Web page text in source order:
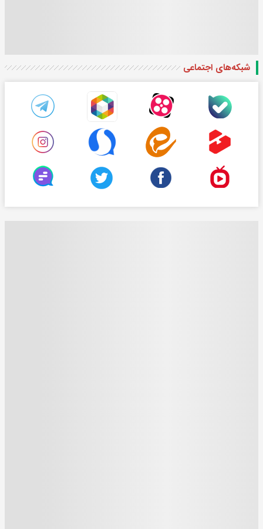
شبکه‌های اجتماعی